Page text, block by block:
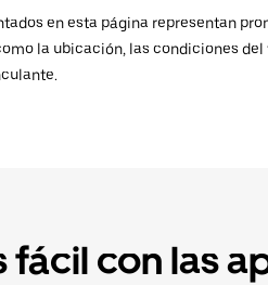
en esta página representan
la ubicación, las condiciones
fácil con las